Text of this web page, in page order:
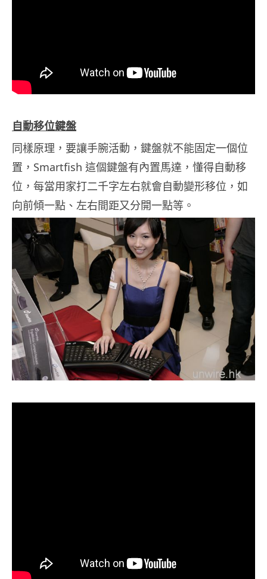
自動移位鍵盤
同樣原理，要讓手腕活動，鍵盤就不能固定一個位
置，Smartfish 這個鍵盤有內置馬達，懂得自動移
位，每當用家打二千字左右就會自動變形移位，如
向前傾一點、左右間距又分開一點等。